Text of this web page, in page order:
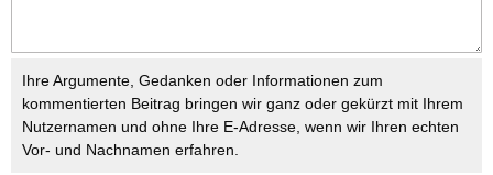
Ihre Argumente, Gedanken oder Informationen zum
kommentierten Beitrag bringen wir ganz oder gekürzt mit Ihrem
Nutzernamen und ohne Ihre E-Adresse, wenn wir Ihren echten
Vor- und Nachnamen erfahren.